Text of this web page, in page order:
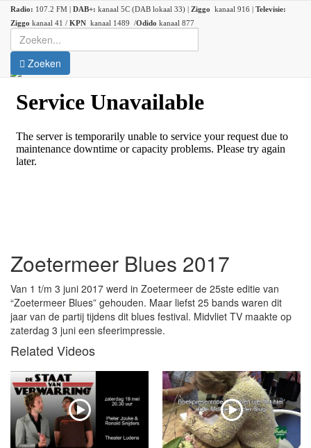
Radio: 107.2 FM | DAB+: kanaal 5C (DAB lokaal 33) | Ziggo kanaal 916 | Televisie:
Ziggo kanaal 41 / KPN kanaal 1489 /Odido kanaal 877
Zoeken
Zoetermeer Blues 2017
Van 1 t/m 3 juni 2017 werd in Zoetermeer de 25ste editie van
“Zoetermeer Blues” gehouden. Maar liefst 25 bands waren dit
jaar van de partij tijdens dit blues festival. Midvliet TV maakte op
zaterdag 3 juni een sfeerimpressie.
Related Videos